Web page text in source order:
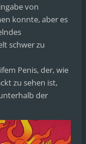
von
konnte, aber es
schwer zu
Penis, der, wie
zu sehen ist,
der